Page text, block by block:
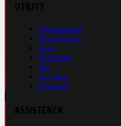
Abbonamenti
Prima Pagina
Store
Pubblicità
Rss
Site Map
Registrati